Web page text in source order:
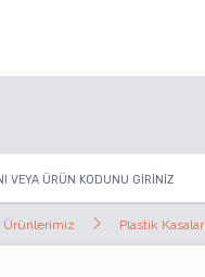
Ürünlerimiz Plastik Kasalar